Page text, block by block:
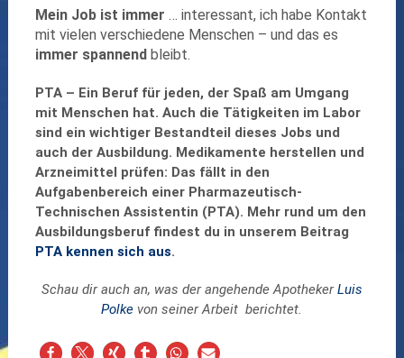
Mein Job ist immer … interessant, ich habe Kontakt
mit vielen verschiedene Menschen – und das es
immer spannendbleibt.
PTA – Ein Beruf für jeden, der Spaß am Umgang
mit Menschen hat. Auch die Tätigkeiten im Labor
sind ein wichtiger Bestandteil dieses Jobs und
auch der Ausbildung. Medikamente herstellen und
Arzneimittel prüfen: Das fällt in den
Aufgabenbereich einer Pharmazeutisch-
Technischen Assistentin (PTA). Mehr rund um den
Ausbildungsberuf findest du in unserem Beitrag
PTA kennen sich aus.
Schau dir auch an, was der angehende ApothekerLuis
Polke von seiner Arbeit berichtet.